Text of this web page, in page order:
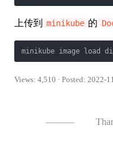
上传到 minikube 的
minikube image load
Views: 4,510 · Posted: 2022-
———